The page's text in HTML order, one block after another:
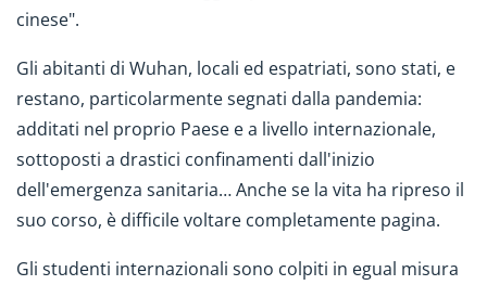
cinese".
Gli abitanti di Wuhan, locali ed espatriati, sono stati, e
restano, particolarmente segnati dalla pandemia:
additati nel proprio Paese e a livello internazionale,
sottoposti a drastici confinamenti dall'inizio
dell'emergenza sanitaria… Anche se la vita ha ripreso il
suo corso, è difficile voltare completamente pagina.
Gli studenti internazionali sono colpiti in egual misura